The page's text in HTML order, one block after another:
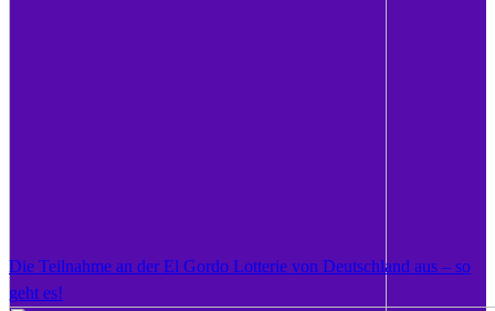
Die Teilnahme an der El Gordo Lotterie von Deutschland aus – so
geht es!